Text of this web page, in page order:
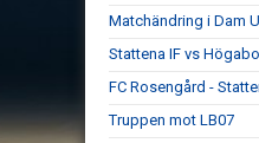
Matchändring i Dam
Stattena IF vs
FC Rosengård -
Truppen mot LB07